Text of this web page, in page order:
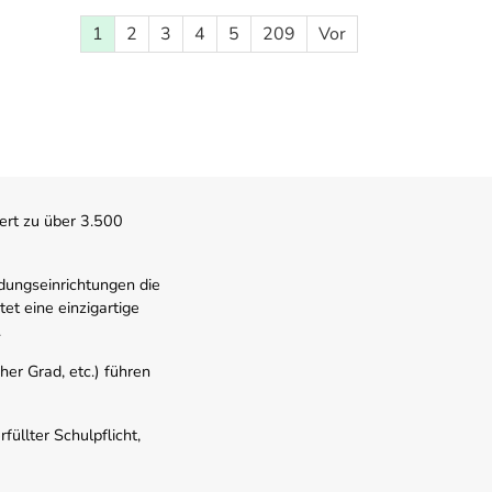
1 2 3 4 5 209 Vor
zu über 3.500
die
eine einzigartige
Grad, etc.) führen
Schulpflicht,